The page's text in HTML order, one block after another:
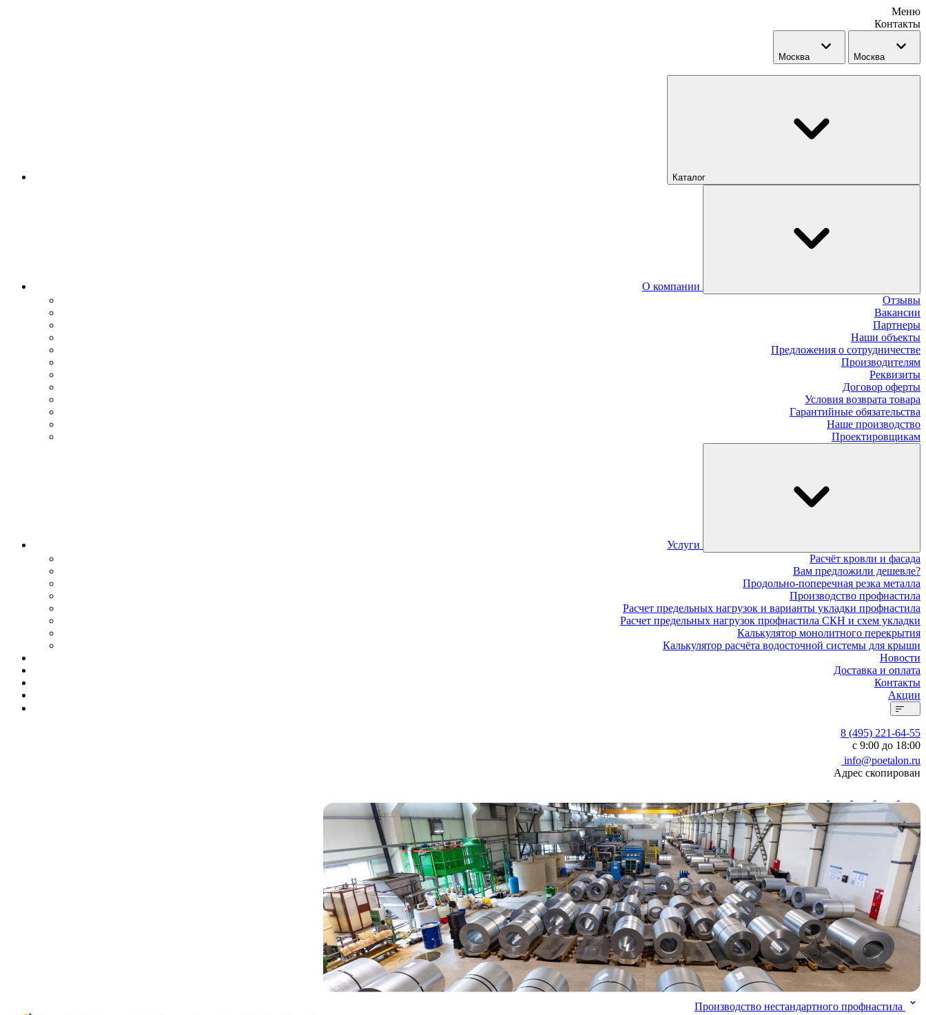
Меню
Контакты
Москва Москва
Каталог
О компании
Отзывы
Вакансии
Партнеры
Наши объекты
Предложения о сотрудничестве
Производителям
Реквизиты
Договор оферты
Условия возврата товара
Гарантийные обязательства
Наше производство
Проектировщикам
Услуги
Расчёт кровли и фасада
Вам предложили дешевле?
Продольно-поперечная резка металла
Производство профнастила
Расчет предельных нагрузок и варианты укладки профнастила
Расчет предельных нагрузок профнастила СКН и схем укладки
Калькулятор монолитного перекрытия
Калькулятор расчёта водосточной системы для крыши
Новости
Доставка и оплата
Контакты
Акции
8 (495) 221-64-55
с 9:00 до 18:00
info@poetalon.ru
Адрес скопирован
Производство нестандартного профнастила